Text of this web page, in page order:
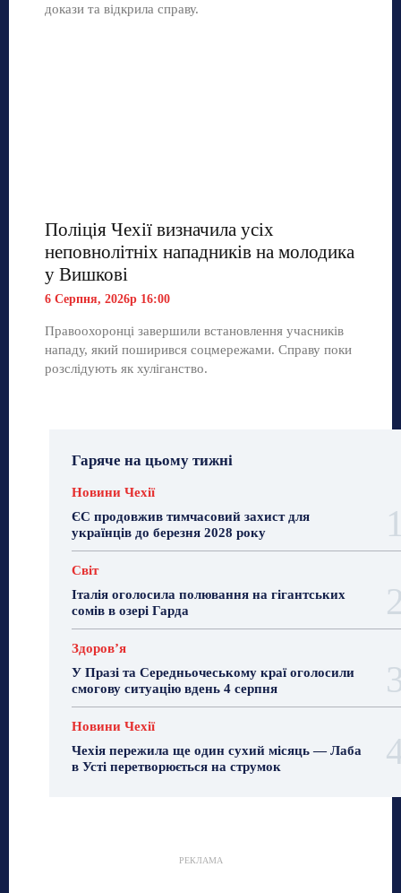
докази та відкрила справу.
Поліція Чехії визначила усіх
неповнолітніх нападників на молодика
у Вишкові
6 Серпня, 2026р 16:00
Правоохоронці завершили встановлення учасників
нападу, який поширився соцмережами. Справу поки
розслідують як хуліганство.
Гаряче на цьому тижні
Новини Чехії
ЄС продовжив тимчасовий захист для
українців до березня 2028 року
Світ
Італія оголосила полювання на гігантських
сомів в озері Гарда
Здоровʼя
У Празі та Середньочеському краї оголосили
смогову ситуацію вдень 4 серпня
Новини Чехії
Чехія пережила ще один сухий місяць — Лаба
в Усті перетворюється на струмок
РЕКЛАМА